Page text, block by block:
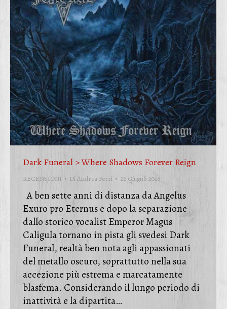
Dark Funeral > Where Shadows Forever Reign
RECENSIONI DiAndrea Ferri 22 Giugno 2016
A ben sette anni di distanza da Angelus
Exuro pro Eternus e dopo la separazione
dallo storico vocalist Emperor Magus
Caligula tornano in pista gli svedesi Dark
Funeral, realtà ben nota agli appassionati
del metallo oscuro, soprattutto nella sua
accezione più estrema e marcatamente
blasfema. Considerando il lungo periodo di
inattività e la dipartita…